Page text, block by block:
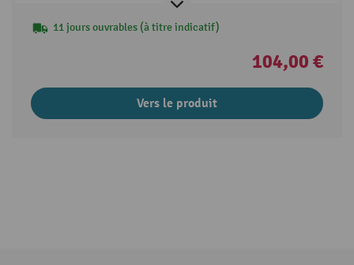
11 jours ouvrables (à titre indicatif)
104,00 €
Vers le produit